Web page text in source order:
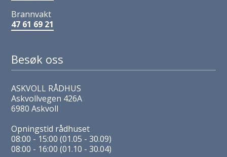
Brannvakt
47 61 69 21
Besøk oss
ASKVOLL RÅDHUS
Askvollvegen 426A
6980 Askvoll
Opningstid rådhuset
08:00 - 15:00 (01.05 - 30.09)
08:00 - 16:00 (01.10 - 30.04)